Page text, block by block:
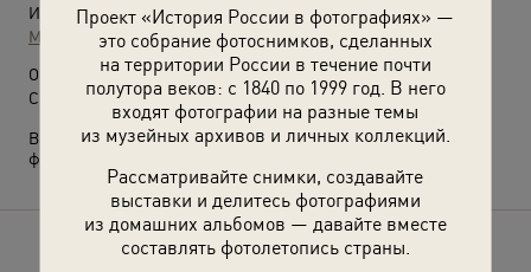
Проект «История России в фотографиях» —
это собрание фотоснимков, сделанных
на территории России в течение почти
полутора веков: с 1840 по 1999 год. В него
входят фотографии на разные темы
из музейных архивов и личных коллекций.
Рассматривайте снимки, создавайте
выставки и делитесь фотографиями
из домашних альбомов — давайте вместе
составлять фотолетопись страны.
Источники:
МАММ / МДФ
О фотографии:
Современное название площади – Красные Ворота.
Выставка «Московские высотки. Мечта наяву»с этой
фотографией.
Расскажите друзьям об этом фото